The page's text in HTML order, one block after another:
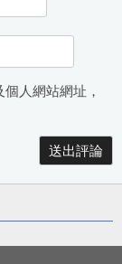
人網站網址，